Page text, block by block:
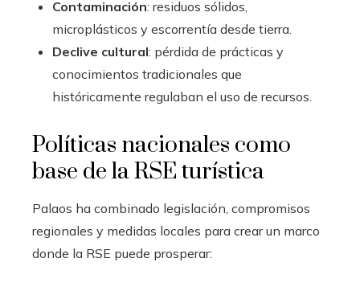
Contaminación: residuos sólidos,
microplásticos y escorrentía desde tierra.
Declive cultural: pérdida de prácticas y
conocimientos tradicionales que
históricamente regulaban el uso de recursos.
Políticas nacionales como
base de la RSE turística
Palaos ha combinado legislación, compromisos
regionales y medidas locales para crear un marco
donde la RSE puede prosperar: